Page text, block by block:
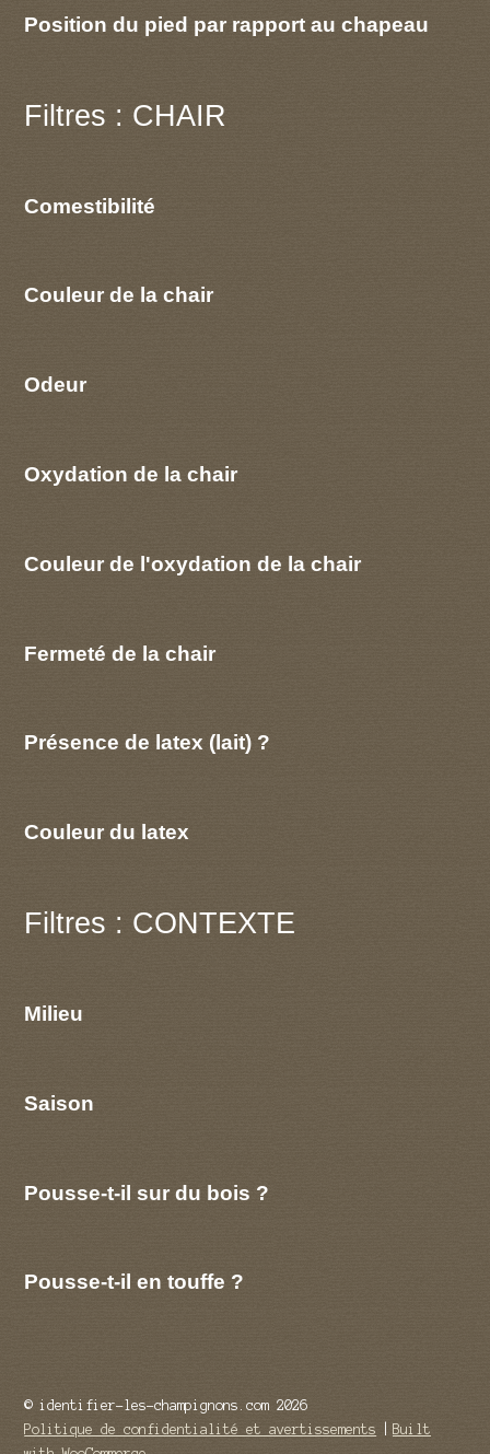
Position du pied par rapport au chapeau
Filtres : CHAIR
Comestibilité
Couleur de la chair
Odeur
Oxydation de la chair
Couleur de l'oxydation de la chair
Fermeté de la chair
Présence de latex (lait) ?
Couleur du latex
Filtres : CONTEXTE
Milieu
Saison
Pousse-t-il sur du bois ?
Pousse-t-il en touffe ?
© identifier-les-champignons.com 2026
Politique de confidentialité et avertissements
Built